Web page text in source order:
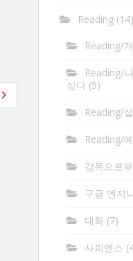
Reading(14)
Reading/
Reading/
싶다(5)
Reading/
Reading/
감옥으로
구글 엔지
대화(7)
사피엔스